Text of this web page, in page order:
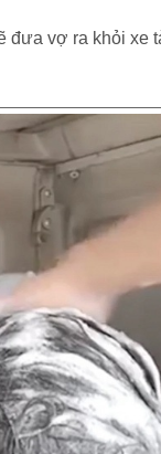
đưa vợ ra khỏi xe